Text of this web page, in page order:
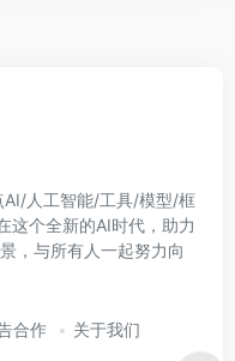
AI/人工智能/工具/模型/框
这个全新的AI时代，助力
，与所有人一起努力向
合作 关于我们